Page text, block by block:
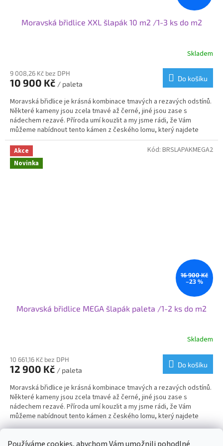
Moravská břidlice XXL šlapák 10 m2 /1-3 ks do m2
produktu
je
z
5
hvězdiček.
Skladem
9 008,26 Kč bez DPH
10 900 Kč / paleta
Do košíku
Moravská břidlice je krásná kombinace tmavých a rezavých odstínů.
Některé kameny jsou zcela tmavé až černé, jiné jsou zase s
nádechem rezavé. Příroda umí kouzlit a my jsme rádi, že Vám
můžeme nabídnout tento kámen z českého lomu, který najdete
exkluzivně jenom u nás a nikde jinde. Síla kamene je u šlapáků
úžasných 5-6 cm, někdy i víc, když se zrovna zadaří. Jsou to jedny z
nejsilnějších šlapáků v naší nabídce.
Akce
Novinka
16 900 Kč
–23 %
Moravská břidlice MEGA šlapák paleta /1-2 ks do m2
Skladem
10 661,16 Kč bez DPH
12 900 Kč / paleta
Do košíku
Moravská břidlice je krásná kombinace tmavých a rezavých odstínů.
Některé kameny jsou zcela tmavé až černé, jiné jsou zase s
nádechem rezavé. Příroda umí kouzlit a my jsme rádi, že Vám
můžeme nabídnout tento kámen z českého lomu, který najdete
exkluzivně jenom u nás a nikde jinde. Síla kamene je u MEGA šlapáků
Kód: BRSLAPAKMEGA2
položek celkem